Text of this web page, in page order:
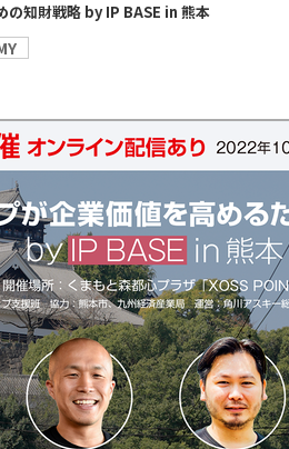
の知財戦略 by IP BASE in 熊本